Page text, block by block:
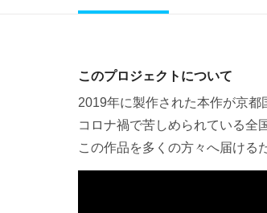
このプロジェクトについて
2019年に製作された本作が京都
コロナ禍で苦しめられている全
この作品を多くの方々へ届ける